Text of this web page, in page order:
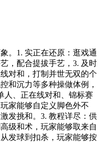
1. 实正在还原：逛戏通
，配合提拔手艺，3. 及时
对和，打制并世无双的个
和沉力等多种操做体例，
人、正在线对和、锦标赛
家能够自定义脚色外不
发挑和。3. 教程详尽：供
级和术，玩家能够取来自
发球到扣杀，玩家能够按